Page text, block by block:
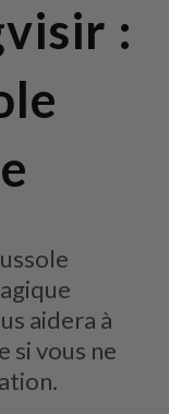
:
aidera à
si vous ne